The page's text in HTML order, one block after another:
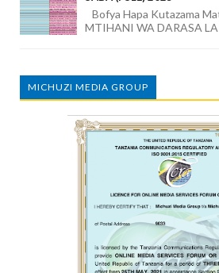
Bofya Hapa Kutazama
MTIHANI WA DARASA LA
MICHUZI MEDIA GROUP